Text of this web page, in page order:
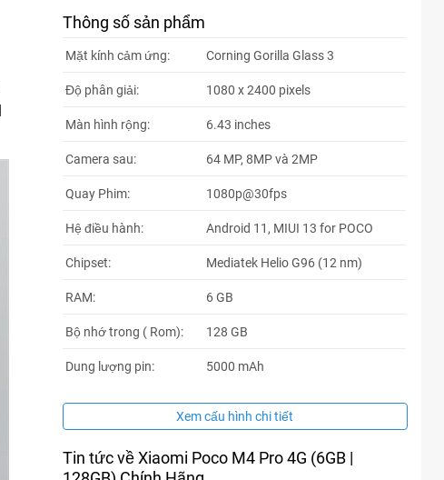
Thông số sản phẩm
Mặt kính cảm ứng: Corning Gorilla Glass 3
Độ phân giải: 1080 x 2400 pixels
Màn hình rộng: 6.43 inches
Camera sau: 64 MP, 8MP và 2MP
Quay Phim: 1080p@30fps
Hệ điều hành: Android 11, MIUI 13 for POCO
Chipset: Mediatek Helio G96 (12 nm)
RAM: 6 GB
Bộ nhớ trong ( Rom): 128 GB
Dung lượng pin: 5000 mAh
Xem cấu hình chi tiết
Tin tức về Xiaomi Poco M4 Pro 4G (6GB |